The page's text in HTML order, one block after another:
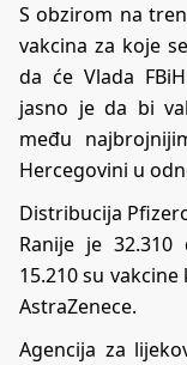
S obzirom na
vakcina za koje
da će Vlada
jasno je da bi
među
Hercegovini u
Distribucija
Ranije je 32.310
15.210 su
AstraZenece.
Agencija za